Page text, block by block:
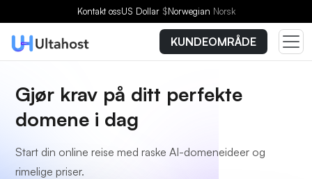
Kontakt ossUS Dollar $Norwegian Norsk
KUNDEOMRÅDE
Gjør krav på ditt perfekte
domene i dag
Start din online reise med raske AI-domeneideer og
rimelige priser.